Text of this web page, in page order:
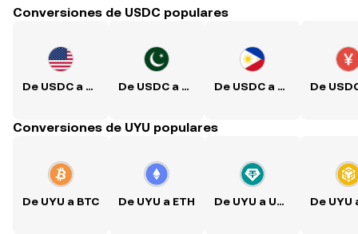
Conversiones de USDC populares
De USDC a USD De USDC a PKR De USDC a PHP
Conversiones de UYU populares
De UYU a BTC De UYU a ETH De UYU a USDT